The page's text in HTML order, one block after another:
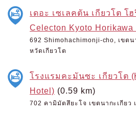
เดอะ เซเลคตัน เกียวโต โ
Celecton Kyoto Horikawa
692 Shimohachimonji-cho, เขตน
หวัดเกียวโต
โรงแรมคะมันซะ เกียวโต
Hotel) (0.59 km)
702 คามิมัตสึยะโจ เขตนากะเกียว